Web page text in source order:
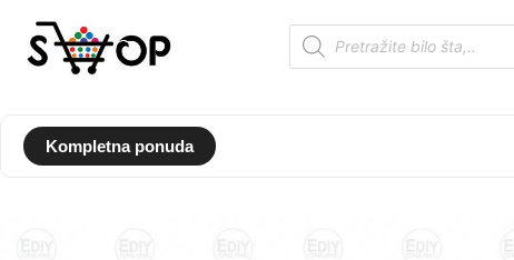
Kompletna ponuda